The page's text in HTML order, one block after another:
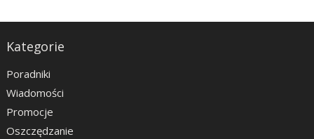
Kategorie
Poradniki
Wiadomości
Promocje
Oszczędzanie